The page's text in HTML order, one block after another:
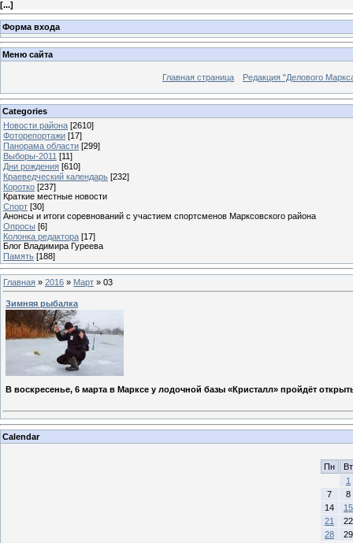
[...]
Форма входа
Меню сайта
Главная страница Редакция "Делового
Categories
Новости района [2610]
Фоторепортажи [17]
Панорама области [299]
Выборы-2011 [11]
Дни рождения [610]
Краеведческий календарь [232]
Коротко [237]
Краткие местные новости
Спорт [30]
Анонсы и итоги соревнований с участием спортсменов Марксовского района
Опросы [6]
Колонка редактора [17]
Блог Владимира Гуреева
Память [188]
Главная » 2016 » Март » 03
Зимняя рыбалка
В воскресенье, 6 марта в Марксе у лодочной базы «Кристалл» пройдёт
Calendar
Пн
Вт
1
7
8
14
15
21
22
28
29